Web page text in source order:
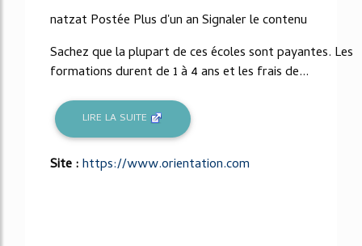
natzat Postée Plus d'un an Signaler le contenu
Sachez que la plupart de ces écoles sont payantes. Les
formations durent de 1 à 4 ans et les frais de...
LIRE LA SUITE
Site :https://www.orientation.com